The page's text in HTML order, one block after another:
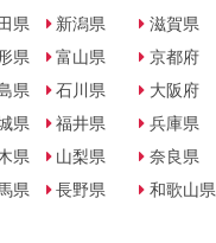
県
県
県
県
県
県
新潟県
富山県
石川県
福井県
山梨県
長野県
滋賀県
京都府
大阪府
兵庫県
奈良県
和歌山県